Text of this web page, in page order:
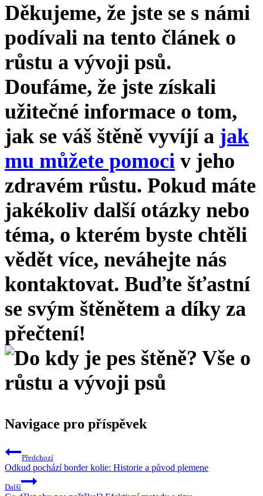
Děkujeme, že jste se s námi
podívali na tento článek o
růstu a vývoji psů.
Doufáme, že jste získali
užitečné informace o tom,
jak se váš štěně vyvíjí a jak
mu můžete pomoci v jeho
zdravém růstu. Pokud máte
jakékoliv další otázky nebo
téma, o kterém byste chtěli
vědět více, neváhejte nás
kontaktovat. Buďte šťastní
se svým štěnětem a díky za
přečtení!
Navigace pro příspěvek
Předchozí
Odkud pochází border kolie: Historie a původ plemene
Další